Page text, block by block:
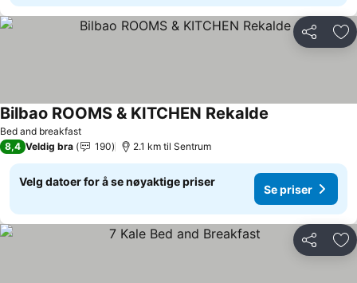
Del
Bed and breakfast
Bilbao ROOMS & KITCHEN Rekalde
8,4 Veldig bra 190 2.1 km til Sentrum
Velg datoer for å se nøyaktige priser
Se priser
Del